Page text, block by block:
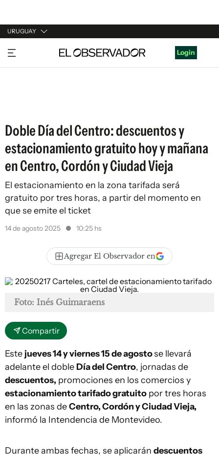
URUGUAY
URUGUAY
ARGENTINA
Login
Doble Día del Centro: descuentos y
estacionamiento gratuito hoy y mañana
en Centro, Cordón y Ciudad Vieja
El estacionamiento en la zona tarifada será
gratuito por tres horas, a partir del momento en
que se emite el ticket
14 de agosto 2025 10:25 hs
Agregar El Observador en
Foto: Inés Guimaraens
Compartir
Este jueves 14 y viernes 15 de agostose llevará
adelante el doble Día del Centro, jornadas de
descuentos, promociones en los comercios y
estacionamiento tarifado gratuito por tres horas
en las zonas deCentro, Cordón y Ciudad Vieja,
informó la Intendencia de Montevideo.
Durante ambas fechas, se aplicarán descuentos